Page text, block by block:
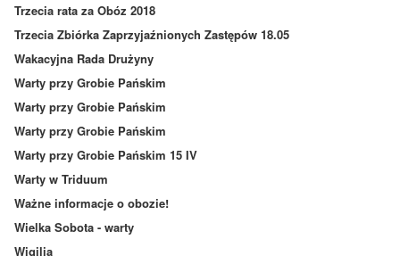
Trzecia rata za Obóz 2018
Trzecia Zbiórka Zaprzyjaźnionych Zastępów 18.05
Wakacyjna Rada Drużyny
Warty przy Grobie Pańskim
Warty przy Grobie Pańskim
Warty przy Grobie Pańskim
Warty przy Grobie Pańskim 15 IV
Warty w Triduum
Ważne informacje o obozie!
Wielka Sobota - warty
Wigilia